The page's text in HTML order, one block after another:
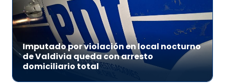
Imputado por violación en local nocturno
de Valdivia queda con arresto
domiciliario total